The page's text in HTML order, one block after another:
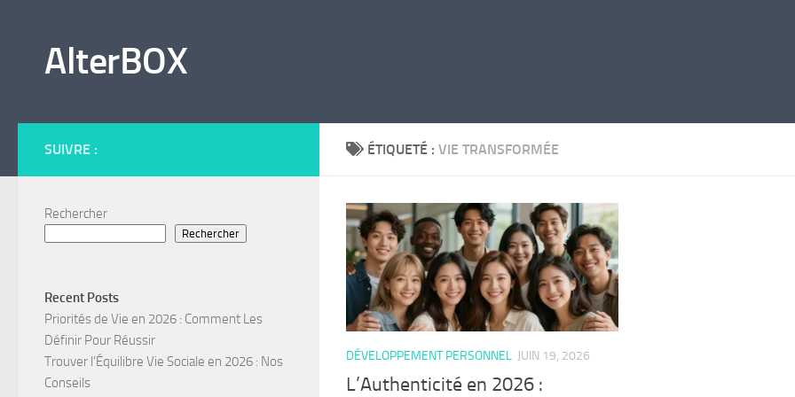
AlterBOX
ÉTIQUETÉ : VIE TRANSFORMÉE
DÉVELOPPEMENT PERSONNEL JUIN 19, 2026
L’Authenticité en 2026 :
SUIVRE :
Rechercher
Rechercher
Recent Posts
Priorités de Vie en 2026 : Comment Les
Définir Pour Réussir
Trouver l’Équilibre Vie Sociale en 2026 : Nos
Conseils